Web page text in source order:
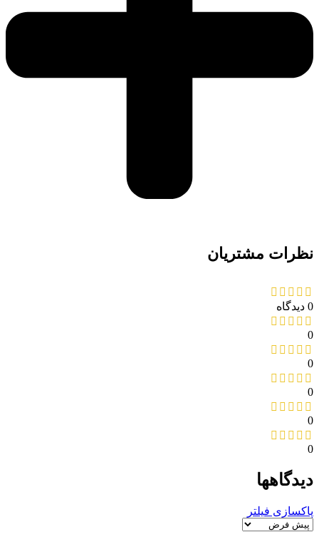
نظرات مشتریان
0 دیدگاه
0
0
0
0
0
دیدگاهها
پاکسازی فیلتر